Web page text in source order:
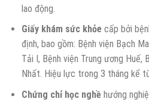
lao động.
Giấy khám sức khỏecấp bởi
định, bao gồm: Bệnh viện Bạch
Tải I, Bệnh viện Trung ương Huế,
Nhất. Hiệu lực trong 3 tháng kể
Chứng chỉ học nghềhướng